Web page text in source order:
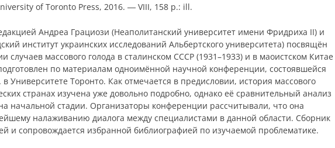
of Toronto Press, 2016. — VIII, 158 p.: ill.
Андреа Грациози (Неаполитанский университет имени Фридриха II) и
институт украинских исследований Альбертского университета) посвящён
случаев массового голода в сталинском СССР (1931–1933) и в маоистском Китае
по материалам одноимённой научной конференции, состоявшейся
в Университете Торонто. Как отмечается в предисловии, история массового
странах изучена уже довольно подробно, однако её сравнительный анализ
начальной стадии. Организаторы конференции рассчитывали, что она
налаживанию диалога между специалистами в данной области. Сборник
и сопровождается избранной библиографией по изучаемой проблематике.